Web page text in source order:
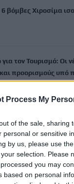
Process My
of the sale, sharing
personal or sensitive
by us, please use
selection. Please
you may
based on personal
βόμβες Χιροσίμα
τον Τουρισμό: Οι
προορισμούς υπό
η πλατφόρμα για τη